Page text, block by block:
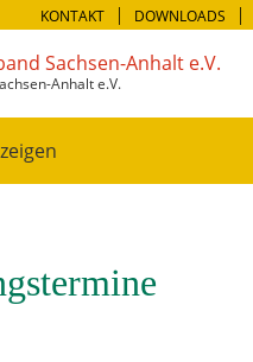
KONTAKT DOWNLOADS
Anhalt e.V.